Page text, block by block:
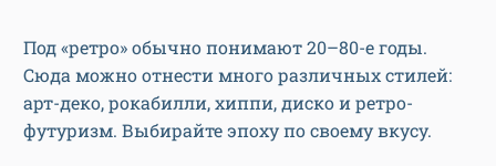
Под «ретро» обычно понимают 20–80-е годы.
Сюда можно отнести много различных стилей:
арт-деко, рокабилли, хиппи, диско и ретро-
футуризм. Выбирайте эпоху по своему вкусу.